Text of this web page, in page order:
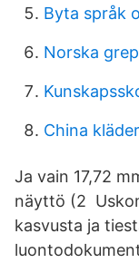
Byta språk
Norska
China kläder
Ja vain 17,72
näyttö (2
kasvusta ja